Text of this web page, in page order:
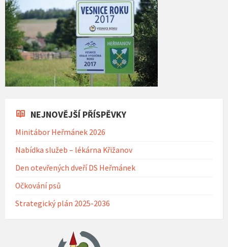
NEJNOVĚJŠÍ PŘÍSPĚVKY
Minitábor Heřmánek 2026
Nabídka služeb – lékárna Křižanov
Den otevřených dveří DS Heřmánek
Očkování psů
Strategický plán 2025-2036